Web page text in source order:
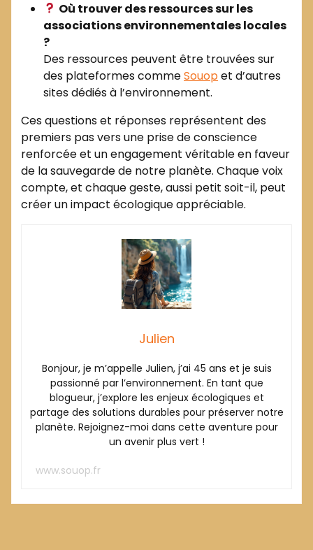
Où trouver des ressources sur les
associations environnementales locales
?
Des ressources peuvent être trouvées sur
des plateformes commeSouopet d’autres
sites dédiés à l’environnement.
Ces questions et réponses représentent des
premiers pas vers une prise de conscience
renforcée et un engagement véritable en faveur
de la sauvegarde de notre planète. Chaque voix
compte, et chaque geste, aussi petit soit-il, peut
créer un impact écologique appréciable.
Julien
Bonjour, je m’appelle Julien, j’ai 45 ans et je suis
passionné par l’environnement. En tant que
blogueur, j’explore les enjeux écologiques et
partage des solutions durables pour préserver notre
planète. Rejoignez-moi dans cette aventure pour
un avenir plus vert !
www.souop.fr